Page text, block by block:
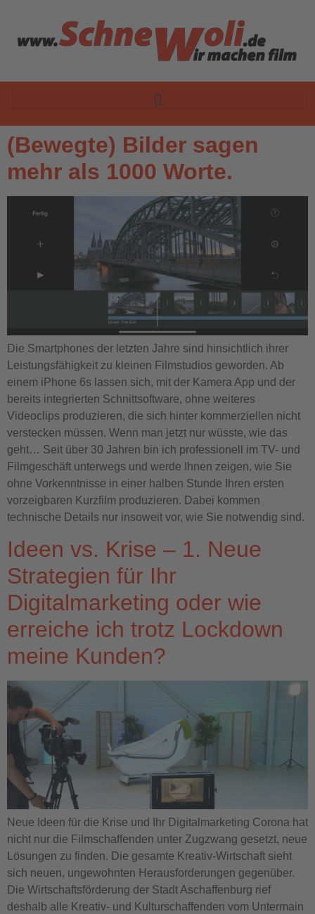
(Bewegte) Bilder sagen
mehr als 1000 Worte.
Die Smartphones der letzten Jahre sind hinsichtlich ihrer
Leistungsfähigkeit zu kleinen Filmstudios geworden. Ab
einem iPhone 6s lassen sich, mit der Kamera App und der
bereits integrierten Schnittsoftware, ohne weiteres
Videoclips produzieren, die sich hinter kommerziellen nicht
verstecken müssen. Wenn man jetzt nur wüsste, wie das
geht… Seit über 30 Jahren bin ich professionell im TV- und
Filmgeschäft unterwegs und werde Ihnen zeigen, wie Sie
ohne Vorkenntnisse in einer halben Stunde Ihren ersten
vorzeigbaren Kurzfilm produzieren. Dabei kommen
technische Details nur insoweit vor, wie Sie notwendig sind.
Ideen vs. Krise – 1. Neue
Strategien für Ihr
Digitalmarketing oder wie
erreiche ich trotz Lockdown
meine Kunden?
Neue Ideen für die Krise und Ihr Digitalmarketing Corona hat
nicht nur die Filmschaffenden unter Zugzwang gesetzt, neue
Lösungen zu finden. Die gesamte Kreativ-Wirtschaft sieht
sich neuen, ungewohnten Herausforderungen gegenüber.
Die Wirtschaftsförderung der Stadt Aschaffenburg rief
deshalb alle Kreativ- und Kulturschaffenden vom Untermain